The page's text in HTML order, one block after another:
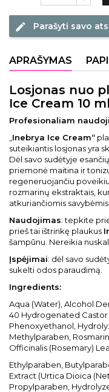
edit Parašyti savo
APRAŠYMAS
Losjonas nuo
Ice Cream 10 ml
Profesionaliam
Inebrya Ice Cream“
suteikiantis losjonas yra
Dėl savo sudėtyje
priemonė maitina ir
regeneruojančiu
rozmarinų ekstraktais,
atkuriančiomis savybėmis.
Naudojimas: tepkite
prieš tai ištrinkę plaukus
šampūnu. Nereikia
Įspėjimai: dėl savo
sukelti odos paraudimą.
Ingredients:
Aqua (Water), Alcohol
40 Hydrogenated Castor
Phenoxyethanol,
Methylparaben,
Officinalis (Rosemary)
Ethylparaben,
Extract (Urtica Dioica
Propylparaben,